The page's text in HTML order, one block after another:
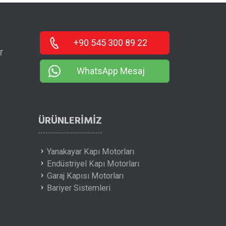
+90 545 300 89 22
WhatsApp Mesaj
ÜRÜNLERIMIZ
Yanakayar Kapı Motorları
Endüstriyel Kapı Motorları
Garaj Kapısı Motorları
Bariyer Sistemleri